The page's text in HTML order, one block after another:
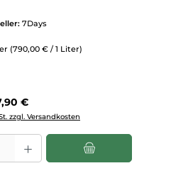
7Days
(790,00 € / 1 Liter)
Preis:
€
zzgl. Versandkosten
Wert ein oder benutze die